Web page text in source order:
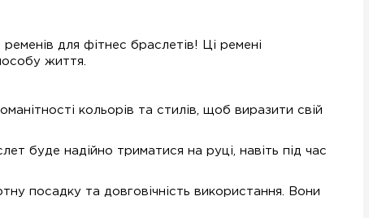
для фітнес браслетів! Ці ремені
життя.
кольорів та стилів, щоб виразити свій
буде надійно триматися на руці, навіть під час
посадку та довговічність використання. Вони